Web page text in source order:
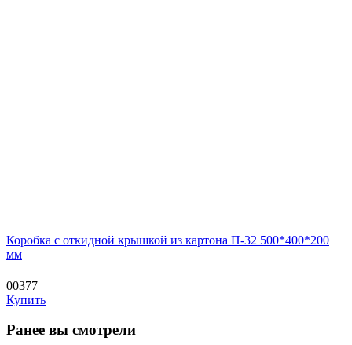
Коробка с откидной крышкой из картона П-32 500*400*200
мм
00377
Купить
Ранее вы смотрели